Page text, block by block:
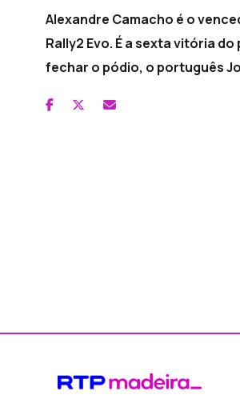
Alexandre Camacho é o
Rally2 Evo. É a sexta vitória
fechar o pódio, o português